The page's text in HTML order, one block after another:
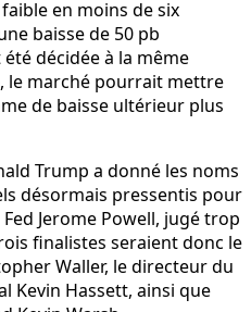
en moins de six
baisse de 50 pb
décidée à la même
le marché pourrait mettre
de baisse ultérieur plus
Trump a donné les noms
désormais pressentis pour
Jerome Powell, jugé trop
finalistes seraient donc le
Waller, le directeur du
Kevin Hassett, ainsi que